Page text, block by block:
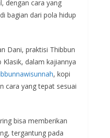
dengan cara yang
bagian dari pola hidup
Dani, praktisi Thibbun
dalam kajiannya
, kopi
cara yang tepat sesuai
bisa memberikan
tergantung pada